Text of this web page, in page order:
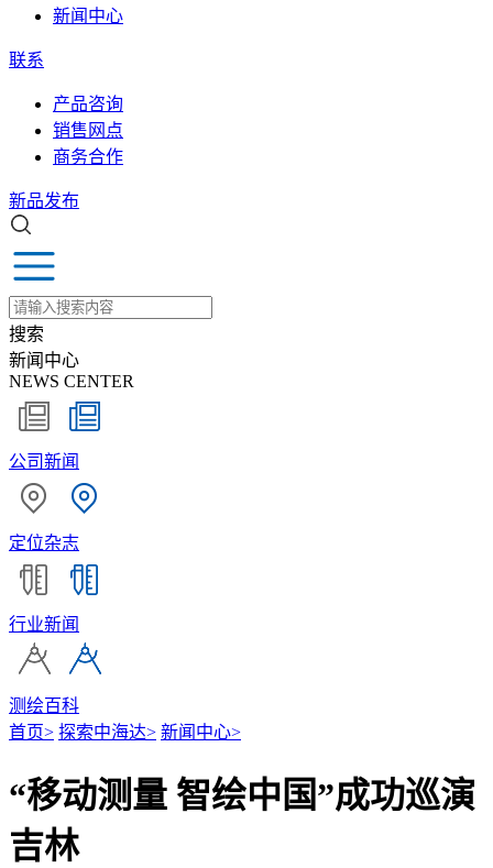
新闻中心
联系
产品咨询
销售网点
商务合作
新品发布
搜索
新闻中心
NEWS CENTER
公司新闻
定位杂志
行业新闻
测绘百科
首页> 探索中海达> 新闻中心>
“移动测量 智绘中国”成功巡演
吉林